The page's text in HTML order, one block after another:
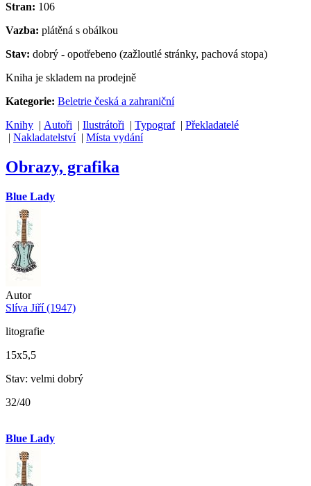
Stran: 106
Vazba: plátěná s obálkou
Stav: dobrý - opotřebeno (zažloutlé stránky, pachová stopa)
Kniha je skladem na prodejně
Kategorie: Beletrie česká a zahraniční
Knihy | Autoři | Ilustrátoři | Typograf| Překladatelé
| Nakladatelství| Místa vydání
Obrazy, grafika
Blue Lady
Autor
Slíva Jiří (1947)
litografie
15x5,5
Stav: velmi dobrý
32/40
Blue Lady